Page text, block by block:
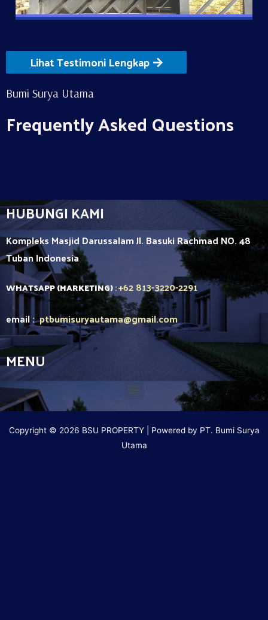
Lihat Testimoni Lengkap
Bumi Surya Utama
Frequently Asked Questions
HUBUNGI KAMI
Kompleks Masjid Darussalam Jl. Basuki Rachmad NO. 48
TubanIndonesia
WHATSAPP (MARKETING):+62 813-3220-2291
email :ptbumisuryautama@gmail.com
MENU
Copyright © 2026 BSU PROPERTY | Powered by PT. Bumi Surya
Utama